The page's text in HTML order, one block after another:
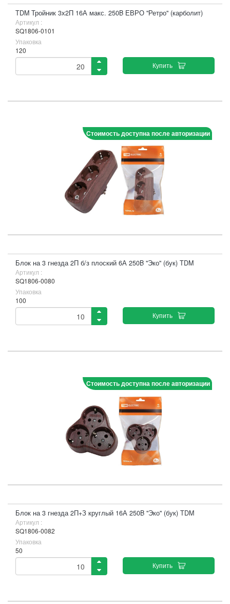
TDM Тройник 3х2П 16А макс. 250B ЕВРО "Ретро" (карболит)
Артикул :
SQ1806-0101
Упаковка
120
Купить
Стоимость доступна после авторизации
Блок на 3 гнезда 2П б/з плоский 6А 250B "Эко" (бук) TDM
Артикул :
SQ1806-0080
Упаковка
100
Купить
Стоимость доступна после авторизации
Блок на 3 гнезда 2П+З круглый 16А 250B "Эко" (бук) TDM
Артикул :
SQ1806-0082
Упаковка
50
Купить